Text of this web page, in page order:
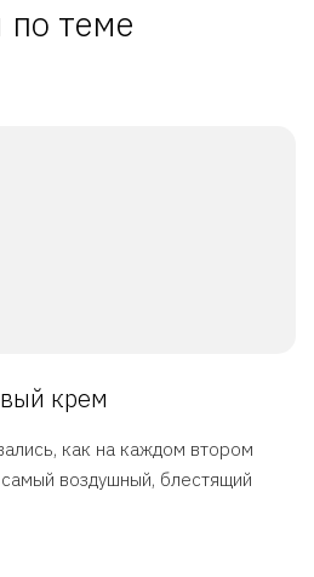
теме
крем
как на каждом втором
воздушный, блестящий